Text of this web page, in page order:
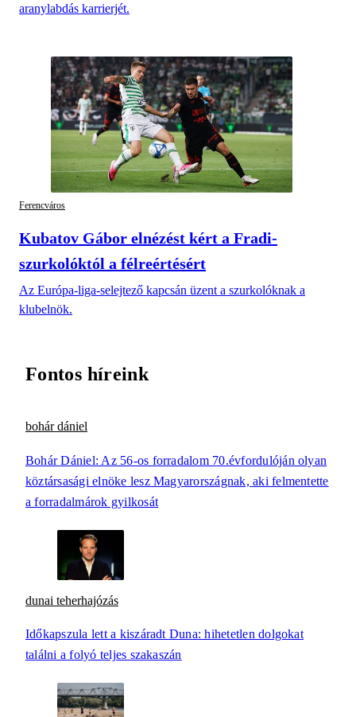
aranylabdás karrierjét.
Ferencváros
Kubatov Gábor elnézést kért a Fradi-
szurkolóktól a félreértésért
Az Európa-liga-selejtező kapcsán üzent a szurkolóknak a
klubelnök.
Fontos híreink
bohár dániel
Bohár Dániel: Az 56-os forradalom 70.évfordulóján olyan
köztársasági elnöke lesz Magyarországnak, aki felmentette
a forradalmárok gyilkosát
dunai teherhajózás
Időkapszula lett a kiszáradt Duna: hihetetlen dolgokat
találni a folyó teljes szakaszán